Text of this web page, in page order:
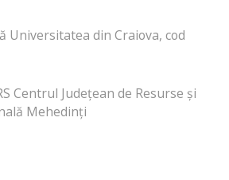
Universitatea din Craiova, cod
Centrul Județean de Resurse și
Mehedinți